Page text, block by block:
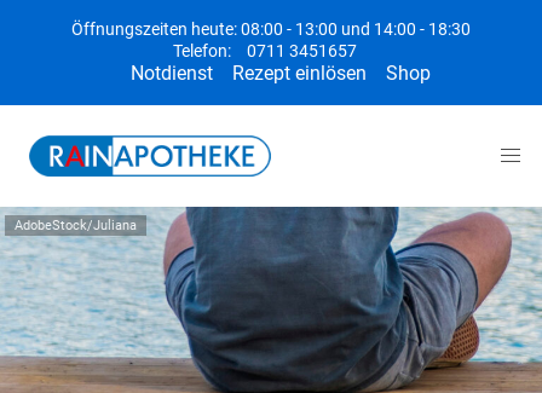
Öffnungszeiten heute: 08:00 - 13:00 und 14:00 - 18:30
Telefon:
0711 3451657
Notdienst Rezept einlösen Shop
AdobeStock/Juliana